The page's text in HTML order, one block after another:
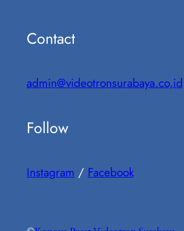
Contact
admin@videotronsurabaya.co,id
Follow
Instagram / Facebook